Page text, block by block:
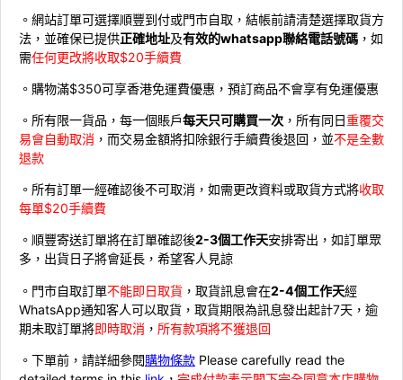
。網站訂單可選擇順豐到付或門市自取，結帳前請清楚選擇取貨方
法，並確保已提供正確地址及有效的whatsapp聯絡電話號碼 ，如
需任何更改將收取$20手續費
。購物滿$350可享香港免運費優惠，預訂商品不會享有免運優惠
。所有限一貨品，每一個賬戶每天只可購買一次 ，所有同日重覆交
易會自動取消 ，而交易金額將扣除銀行手續費後退回，並不是全數
退款
。所有訂單一經確認後不可取消，如需更改資料或取貨方式將收取
每單$20手續費
。順豐寄送訂單將在訂單確認後2-3個工作天安排寄出，如訂單眾
多，出貨日子將會延長，希望客人見諒
。門市自取訂單不能即日取貨 ，取貨訊息會在2-4個工作天經
WhatsApp通知客人可以取貨，取貨期限為訊息發出起計7天，逾
期未取訂單將即時取消 ， 所有款項將不獲退回
。下單前，請詳細參閱購物條款 Please carefully read the